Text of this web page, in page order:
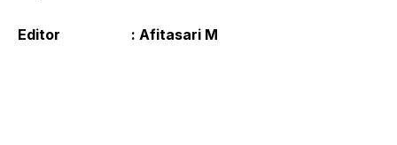
Editor : Afitasari M